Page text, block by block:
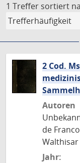
1 Treffer sortiert
2 Cod.
Autoren
de
Jahr: